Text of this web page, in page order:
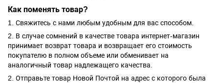
Как поменять товар?
1. Свяжитесь с нами любым удобным для вас способом.
2. В случае сомнений в качестве товара интернет-магазин
принимает возврат товара и возвращает его стоимость
покупателю в полном объеме или обменивает на
аналогичный товар надлежащего качества.
2. Отправьте товар Новой Почтой на адрес с которого была